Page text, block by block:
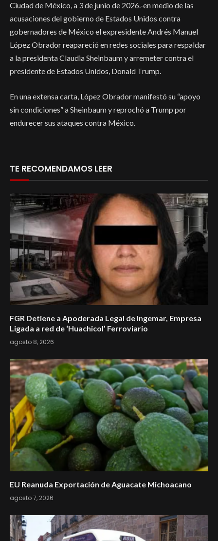
Ciudad de México, a 3 de junio de 2026.-en medio de las
acusaciones del gobierno de Estados Unidos contra
gobernadores de México el expresidente Andrés Manuel
López Obrador reapareció en redes sociales para respaldar
a la presidenta Claudia Sheinbaum y arremeter contra el
presidente de Estados Unidos, Donald Trump.
En una extensa carta, López Obrador manifestó su “apoyo
sin condiciones” a Sheinbaum y reprochó a Trump por
endurecer sus ataques contra México.
TE RECOMENDAMOS LEER
FGR Detiene a Apoderada Legal de Ingemar, Empresa
Ligada a red de ‘Huachicol’ Ferroviario
agosto 8, 2026
EU Reanuda Exportación de Aguacate Michoacano
agosto 7, 2026